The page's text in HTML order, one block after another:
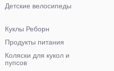
Детские велосипеды
Куклы Реборн
Продукты питания
Коляски для кукол и
пупсов